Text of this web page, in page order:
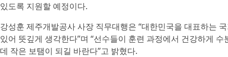
있도록 지원할 예정이다.
강성훈 제주개발공사 사장 직무대행은 “대한민국을 대표하는
있어 뜻깊게 생각한다”며 “선수들이 훈련 과정에서 건강하게
데 작은 보탬이 되길 바란다”고 밝혔다.